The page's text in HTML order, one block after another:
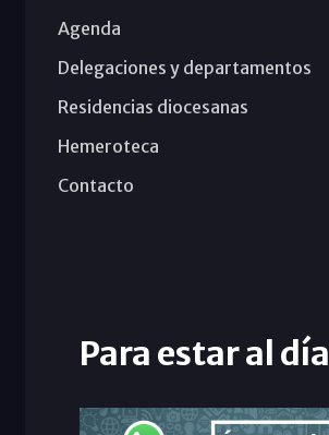
Agenda
Delegaciones y departamentos
Residencias diocesanas
Hemeroteca
Contacto
Para estar al día